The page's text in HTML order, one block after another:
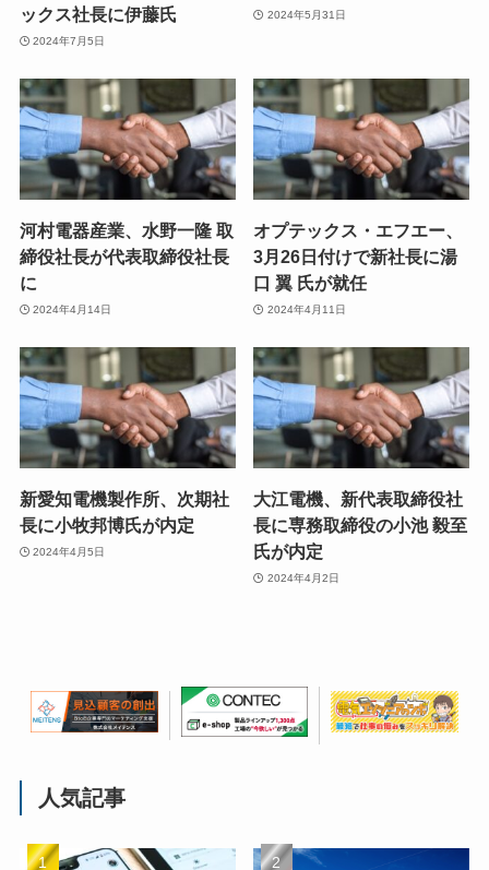
ックス社長に伊藤氏
2024年7月5日
2024年5月31日
河村電器産業、水野一隆 取
締役社長が代表取締役社長
に
2024年4月14日
オプテックス・エフエー、
3月26日付けで新社長に湯
口 翼 氏が就任
2024年4月11日
新愛知電機製作所、次期社
長に小牧邦博氏が内定
2024年4月5日
大江電機、新代表取締役社
長に専務取締役の小池 毅至
氏が内定
2024年4月2日
人気記事